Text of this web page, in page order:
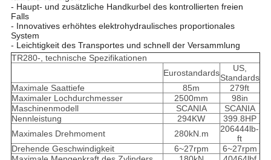
- Haupt- und zusätzliche Handkurbel des kontrollierten freien
Falls
- Innovatives erhöhtes elektrohydraulisches proportionales
System
- Leichtigkeit des Transportes und schnell der Versammlung
TR280-, technische Spezifikationen
Eurostandards
US,
Standards
Maximale Saattiefe
85m
279ft
Maximaler Lochdurchmesser
2500mm
98in
Maschinenmodell
SCANIA
SCANIA
Nennleistung
294KW
399.8HP
Maximales Drehmoment
280kN.m
206444lb-
ft
Drehende Geschwindigkeit
6~27rpm
6~27rpm